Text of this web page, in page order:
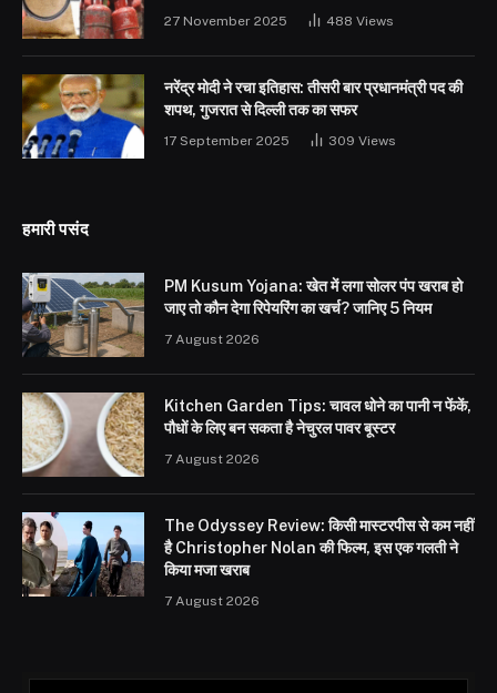
27 November 2025 488 Views
नरेंद्र मोदी ने रचा इतिहास: तीसरी बार प्रधानमंत्री पद की
शपथ, गुजरात से दिल्ली तक का सफर
17 September 2025 309 Views
हमारी पसंद
PM Kusum Yojana: खेत में लगा सोलर पंप खराब हो
जाए तो कौन देगा रिपेयरिंग का खर्च? जानिए 5 नियम
7 August 2026
Kitchen Garden Tips: चावल धोने का पानी न फेंकें,
पौधों के लिए बन सकता है नेचुरल पावर बूस्टर
7 August 2026
The Odyssey Review: किसी मास्टरपीस से कम नहीं
है Christopher Nolan की फिल्म, इस एक गलती ने
किया मजा खराब
7 August 2026